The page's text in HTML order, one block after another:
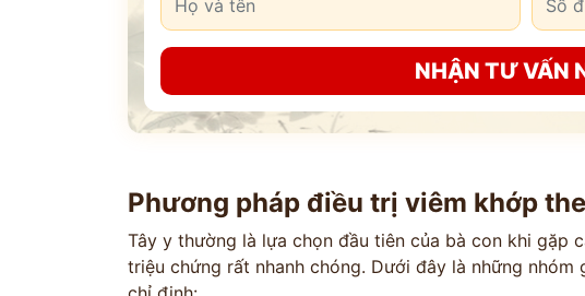
NHẬN TƯ VẤN
Phương pháp điều trị viêm khớp
Tây y thường là lựa chọn đầu tiên của bà con khi gặp
triệu chứng rất nhanh chóng. Dưới đây là những
CÙNG CHUYÊN GIA Y HỌC CỔ TRUYỀN
Bác sĩ >20 năm kinh
Bảo